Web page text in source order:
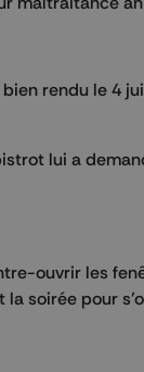
rendu le 4
lui a
ouvrir les
soirée pour